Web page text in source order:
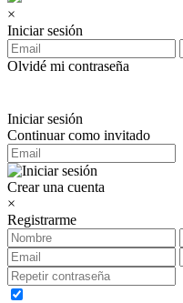
×
Iniciar sesión
Olvidé mi contraseña
Iniciar sesión
Continuar como invitado
Crear una cuenta
×
Registrarme